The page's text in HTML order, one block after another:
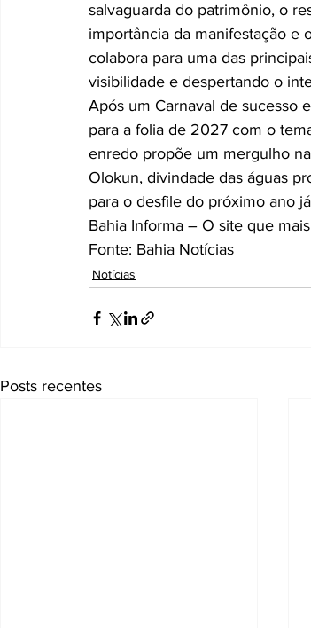
salvaguarda do patrimônio, o
importância da manifestação e
colabora para uma das
visibilidade e despertando o
Após um Carnaval de sucesso
para a folia de 2027 com o
enredo propõe um mergulho
Olokun, divindade das águas
para o desfile do próximo ano
Bahia Informa – O site que
Fonte: Bahia Notícias
Notícias
Posts recentes